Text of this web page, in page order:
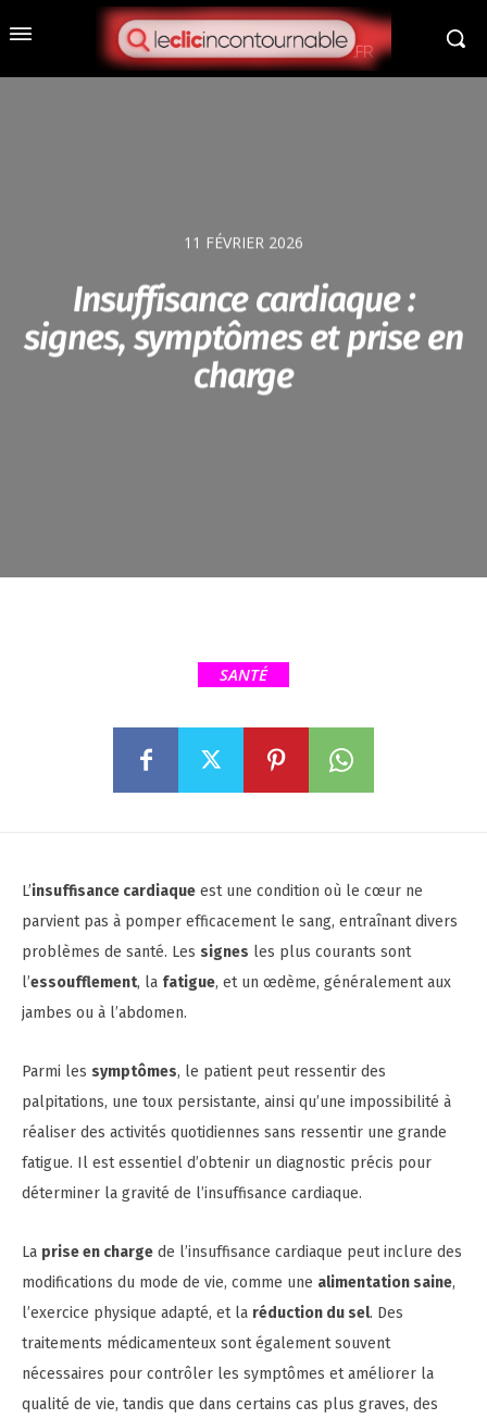
11 FÉVRIER 2026
Insuffisance cardiaque :
signes, symptômes et prise en
charge
SANTÉ
L’insuffisance cardiaque est une condition où le cœur ne
parvient pas à pomper efficacement le sang, entraînant divers
problèmes de santé. Les signes les plus courants sont
l’essoufflement, la fatigue, et un œdème, généralement aux
jambes ou à l’abdomen.
Parmi les symptômes, le patient peut ressentir des
palpitations, une toux persistante, ainsi qu’une impossibilité à
réaliser des activités quotidiennes sans ressentir une grande
fatigue. Il est essentiel d’obtenir un diagnostic précis pour
déterminer la gravité de l’insuffisance cardiaque.
La prise en charge de l’insuffisance cardiaque peut inclure des
modifications du mode de vie, comme une alimentation saine,
l’exercice physique adapté, et la réduction du sel. Des
traitements médicamenteux sont également souvent
nécessaires pour contrôler les symptômes et améliorer la
qualité de vie, tandis que dans certains cas plus graves, des